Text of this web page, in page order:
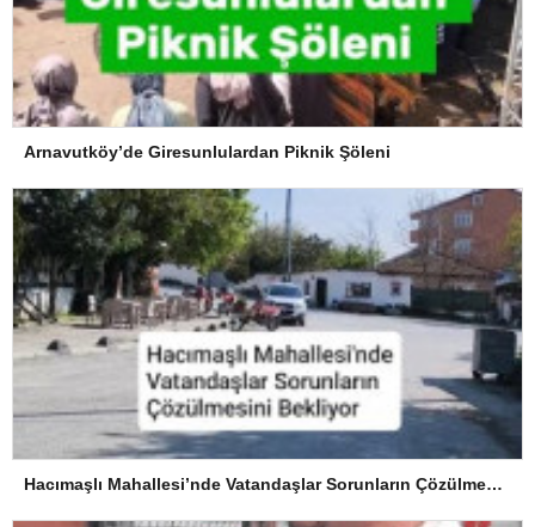
Arnavutköy’de Giresunlulardan Piknik Şöleni
Hacımaşlı Mahallesi’nde Vatandaşlar Sorunların Çözülmesini Bekliyor